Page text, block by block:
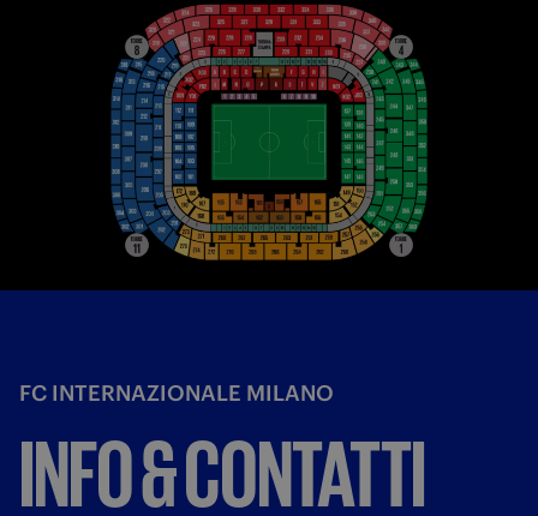
FC INTERNAZIONALE MILANO
INFO & CONTATTI